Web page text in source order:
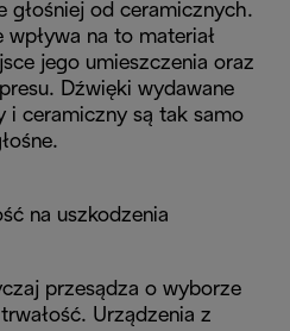
głośniej od ceramicznych.
wpływa na to materiał
jego umieszczenia oraz
Dźwięki wydawane
i ceramiczny są tak samo
na uszkodzenia
przesądza o wyborze
Urządzenia z